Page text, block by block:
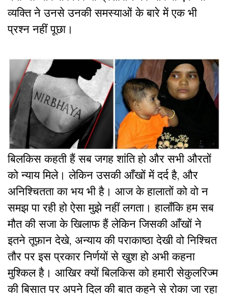
व्यक्ति ने उनसे उनकी समस्याओं के बारे में एक भी
प्रश्न नहीं पूछा।
बिलकिस कहती हैं सब जगह शांति हो और सभी औरतों
को न्याय मिले। लेकिन उसकी आँखों में दर्द है, और
अनिश्चितता का भय भी है। आज के हालातों को वो न
समझ पा रही हो ऐसा मुझे नहीं लगता। हालाँकि हम सब
मौत की सजा के खिलाफ हैं लेकिन जिसकी आँखों ने
इतने तूफ़ान देखे, अन्याय की पराकाष्ठा देखी वो निश्चित
तौर पर इस प्रकार निर्णयों से खुश हो अभी कहना
मुश्किल है। आखिर क्यों बिलकिस को हमारी सेकुलरिज्म
की बिसात पर अपने दिल की बात कहने से रोका जा रहा